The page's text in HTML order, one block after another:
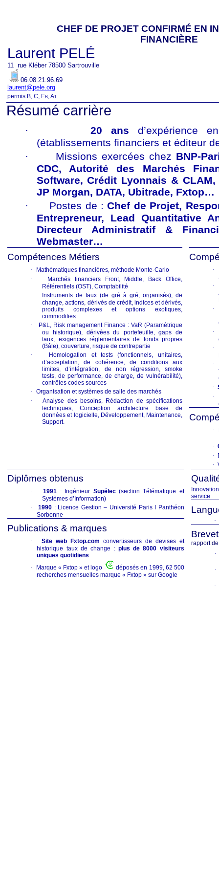
CHEF DE PROJET CONFIRMÉ EN
FINANCIÈRE
Laurent PELÉ
11 rue Kléber 78500 Sartrouville
06.08.21.96.69
laurent@pele.org
permis B, C, EB, A1
Résumé carrière
· 20 ans d’expérience en
(établissements financiers et éditeur
· Missions exercées chez BNP-
CDC, Autorité des Marchés
Software, Crédit Lyonnais &
JP Morgan, DATA, Ubitrade, Fxtop…
· Postes de :Chef de Projet,
Entrepreneur, Lead Quantitative
Directeur Administratif &
Webmaster…
Compétences Métiers
·
Mathématiques financières, méthode Monte-Carlo
·
Marchés financiers Front, Middle, Back Office,
Référentiels (OST), Comptabilité
·
Instruments de taux (de gré à gré, organisés), de
change, actions, dérivés de crédit, indices et dérivés,
produits complexes et options exotiques,
commodities
·
P&L, Risk management Finance : VaR (Paramétrique
ou historique), dérivées du portefeuille, gaps de
taux, exigences réglementaires de fonds propres
(Bâle), couverture, risque de contrepartie
·
Homologation et tests (fonctionnels, unitaires,
d’acceptation, de cohérence, de conditions aux
limites, d’intégration, de non régression, smoke
tests, de performance, de charge, de vulnérabilité),
contrôles codes sources
·
Organisation et systèmes de salle des marchés
·
Analyse des besoins, Rédaction de spécifications
techniques, Conception architecture base de
données et logicielle, Développement, Maintenance,
Support.
·
·
·
·
·
·
·
·
·
·
·
·
Diplômes obtenus
· 1991 : Ingénieur Supélec(section Télématique et
Systèmes d’Information)
·
1990 : Licence Gestion – Université Paris I Panthéon
Sorbonne
Publications & marques
· Site web Fxtop.com convertisseurs de devises et
historique taux de change : plus de 8000 visiteurs
uniques quotidiens
·
Marque « Fxtop » et logo
déposés en 1999, 62 500
recherches mensuelles marque « Fxtop » sur Google
service
·
rapport
·
·
·